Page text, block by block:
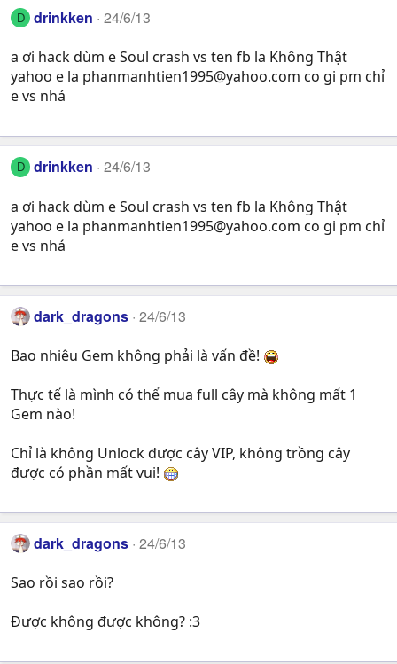
D drinkken 24/6/13
a ơi hack dùm e Soul crash vs ten fb la Không Thật
yahoo e la phanmanhtien1995@yahoo.com co gi pm chỉ
e vs nhá
D drinkken 24/6/13
a ơi hack dùm e Soul crash vs ten fb la Không Thật
yahoo e la phanmanhtien1995@yahoo.com co gi pm chỉ
e vs nhá
dark_dragons 24/6/13
Bao nhiêu Gem không phải là vấn đề!
Thực tế là mình có thể mua full cây mà không mất 1
Gem nào!
Chỉ là không Unlock được cây VIP, không trồng cây
được có phần mất vui!
dark_dragons 24/6/13
Sao rồi sao rồi?
Được không được không? :3